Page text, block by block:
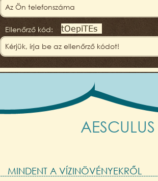
Ellenőrző kód:
MINDENT A VÍZINÖVÉNYEKRŐL